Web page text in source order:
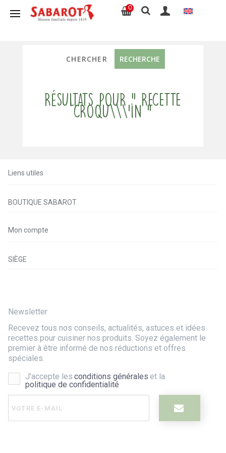
0
Résultats pour " recette
croqu\\\'in "
Liens utiles
BOUTIQUE SABAROT
Mon compte
SIÈGE
Newsletter
Recevez tous nos conseils, actualités, astuces et idées
recettes pour cuisiner nos produits. Soyez également le
premier à être informé de nos réductions et offres
spéciales.
J'accepte les conditions générales et la
politique de confidentialité